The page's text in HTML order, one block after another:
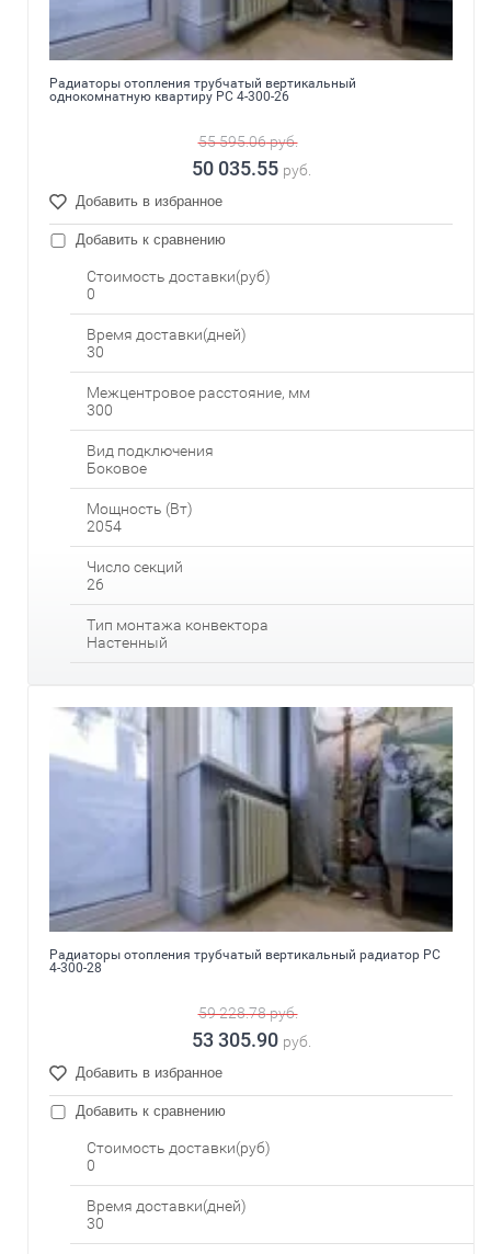
Радиаторы отопления трубчатый вертикальный
однокомнатную квартиру РС 4-300-26
55 595.06руб.
50 035.55 руб.
Добавить в избранное
Добавить к сравнению
Стоимость доставки(руб)
0
Время доставки(дней)
30
Межцентровое расстояние, мм
300
Вид подключения
Боковое
Мощность (Вт)
2054
Число секций
26
Тип монтажа конвектора
Настенный
Радиаторы отопления трубчатый вертикальный радиатор РС
4-300-28
59 228.78руб.
53 305.90 руб.
Добавить в избранное
Добавить к сравнению
Стоимость доставки(руб)
0
Время доставки(дней)
30